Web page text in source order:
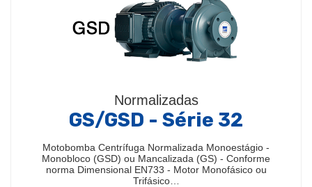
Normalizadas
GS/GSD - Série 32
Motobomba Centrífuga Normalizada Monoestágio -
Monobloco (GSD) ou Mancalizada (GS) - Conforme
norma Dimensional EN733 - Motor Monofásico ou
Trifásico…